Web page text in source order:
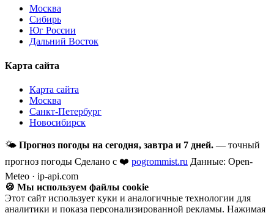
Москва
Сибирь
Юг России
Дальний Восток
Карта сайта
Карта сайта
Москва
Санкт-Петербург
Новосибирск
🌤 Прогноз погоды на сегодня, завтра и 7 дней. — точный
прогноз погоды Сделано с ❤️ pogrommist.ru Данные: Open-
Meteo · ip-api.com
🍪 Мы используем файлы cookie
Этот сайт использует куки и аналогичные технологии для
аналитики и показа персонализированной рекламы. Нажимая